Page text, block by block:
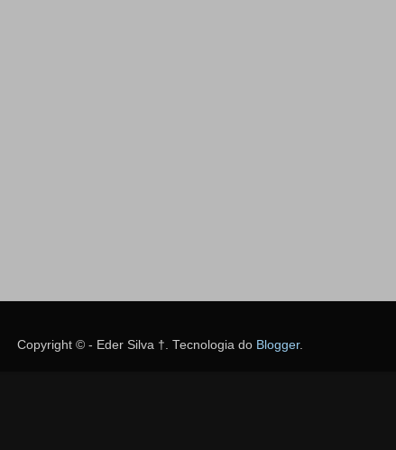
Copyright © - Eder Silva †. Tecnologia do Blogger.